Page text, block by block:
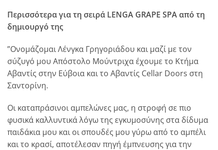
Περισσότερα για τη σειρά LENGA GRAPE SPA από τη
δημιουργό της
”Ονομάζομαι Λένγκα Γρηγοριάδου και μαζί με τον
σύζυγό μου Απόστολο Μούντριχα έχουμε το Κτήμα
Αβαντίς στην Εύβοια και το Αβαντίς Cellar Doors στη
Σαντορίνη.
Οι καταπράσινοι αμπελώνες μας, η στροφή σε πιο
φυσικά καλλυντικά λόγω της εγκυμοσύνης στα δίδυμα
παιδάκια μου και οι σπουδές μου γύρω από το αμπέλι
και το κρασί, αποτέλεσαν πηγή έμπνευσης για την